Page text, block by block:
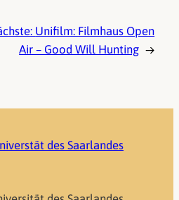
Unifilm: Filmhaus Open
Air – Good Will Hunting →
des Saarlandes